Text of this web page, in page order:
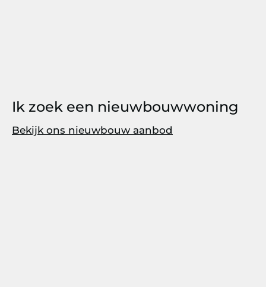
Ik zoek een nieuwbouwwoning
Bekijk ons nieuwbouw aanbod